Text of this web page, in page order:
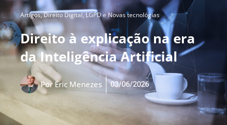
Artigos,Direito Digital, LGPD e Novas tecnológias
Direito à explicação na era
da Inteligência Artificial
PorÉric Menezes 03/06/2026